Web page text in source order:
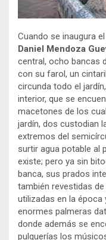
Cuando se inaugura el
Daniel Mendoza
central, ocho bancas
con su farol, un
circunda todo el
interior, que se
macetones de los
jardín, dos custodian
extremos del
surtir agua potable al
existe; pero ya sin
banca, sus prados
también revestidas
utilizadas en la época
enormes palmeras
donde además se
pulquerías los